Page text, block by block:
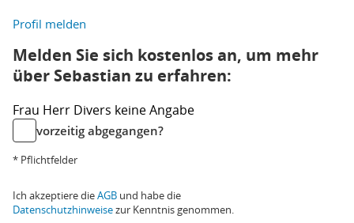
Profil melden
Melden Sie sich kostenlos an, um mehr
über Sebastian zu erfahren:
Frau Herr Divers keine Angabe
vorzeitig abgegangen?
* Pflichtfelder
Ich akzeptiere dieAGB und habe die
Datenschutzhinweisezur Kenntnis genommen.